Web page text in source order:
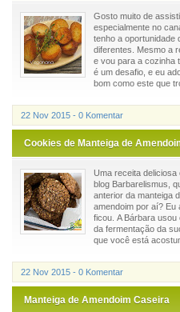
Gosto muito de
especialmente no
tenho a oportunidade
diferentes. Mesmo a
e vou para a cozinha
é um desafio, e eu
bom como este que
22 Nov 2015 - 0 Komentar
Cookies de Manteiga de
Uma receita
blog Barbarelismus,
anterior da manteiga
amendoim por aí? Eu
ficou. A Bárbara
da fermentação da
que você está
22 Nov 2015 - 0 Komentar
Manteiga de Amendoim Caseira